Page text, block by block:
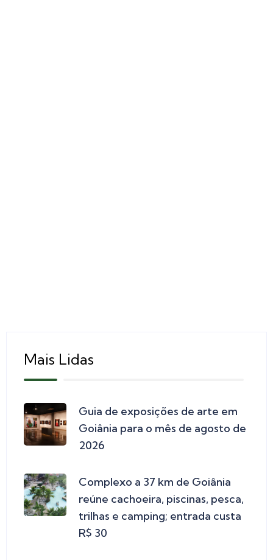
Mais Lidas
Guia de exposições de arte em
Goiânia para o mês de agosto de
2026
Complexo a 37 km de Goiânia
reúne cachoeira, piscinas, pesca,
trilhas e camping; entrada custa
R$ 30